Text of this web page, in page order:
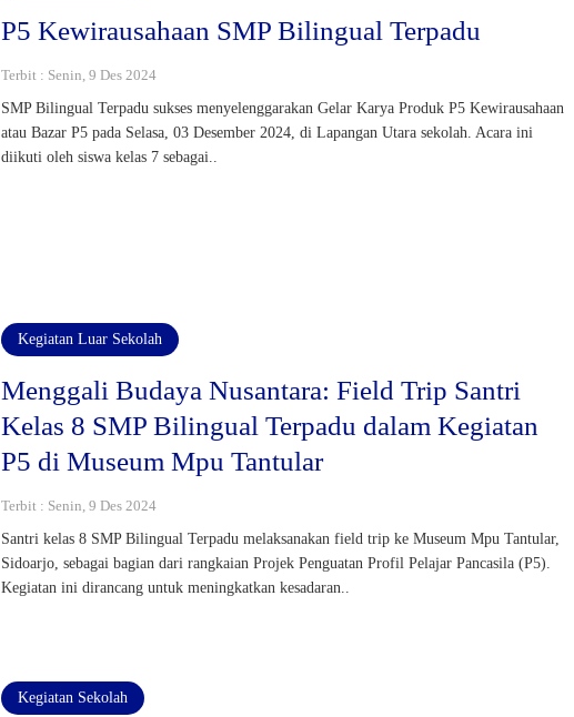
P5 Kewirausahaan SMP Bilingual Terpadu
Terbit : Senin, 9 Des 2024
SMP Bilingual Terpadu sukses menyelenggarakan Gelar Karya Produk P5 Kewirausahaan
atau Bazar P5 pada Selasa, 03 Desember 2024, di Lapangan Utara sekolah. Acara ini
diikuti oleh siswa kelas 7 sebagai..
Kegiatan Luar Sekolah
Menggali Budaya Nusantara: Field Trip Santri
Kelas 8 SMP Bilingual Terpadu dalam Kegiatan
P5 di Museum Mpu Tantular
Terbit : Senin, 9 Des 2024
Santri kelas 8 SMP Bilingual Terpadu melaksanakan field trip ke Museum Mpu Tantular,
Sidoarjo, sebagai bagian dari rangkaian Projek Penguatan Profil Pelajar Pancasila (P5).
Kegiatan ini dirancang untuk meningkatkan kesadaran..
Kegiatan Sekolah